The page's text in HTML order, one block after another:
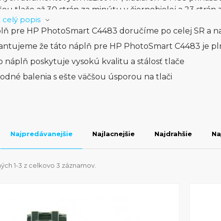
tlače až 30 strán za minútu v čiernobielej a 23
rýchla na zvládnutie aj náročných tlačových úloh.
skenerom s rozlíšením až do 1200 x 2400 dpi, ktorý
a fotografií. S možnosťou kopírovania až do 9
zariadením pre každodenné potreby. Navyše,
je používanie tejto tlačiarne veľmi jednoduché a
pohodlnosti, HP PhotoSmart C4483 je tlačiareň,
vaše tlačové potreby. Bez ohľadu na to, či tlačíte
celý popis
pre HP PhotoSmart C4483 doručíme po celej SR a
že táto náplň pre HP PhotoSmart C4483 je
náplň poskytuje vysokú kvalitu a stálosť tlače
balenia s ešte väčšou úsporou na tlači
Najpredávanejšie Najlacnejšie Najdrahšie
1-3 z celkovo 3 záznamov.